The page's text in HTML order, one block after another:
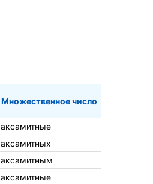
Множественное число
аксамитные
аксамитных
аксамитным
аксамитные